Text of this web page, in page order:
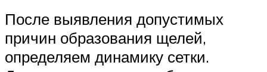
После выявления допустимых
причин образования щелей,
определяем динамику сетки.